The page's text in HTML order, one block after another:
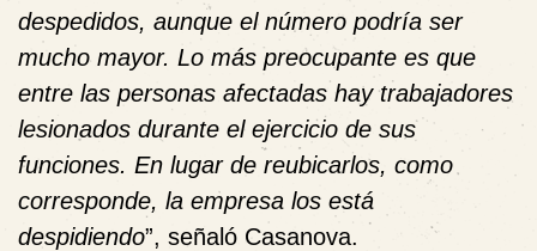
despedidos, aunque el número podría ser
mucho mayor. Lo más preocupante es que
entre las personas afectadas hay trabajadores
lesionados durante el ejercicio de sus
funciones. En lugar de reubicarlos, como
corresponde, la empresa los está
despidiendo”, señaló Casanova.